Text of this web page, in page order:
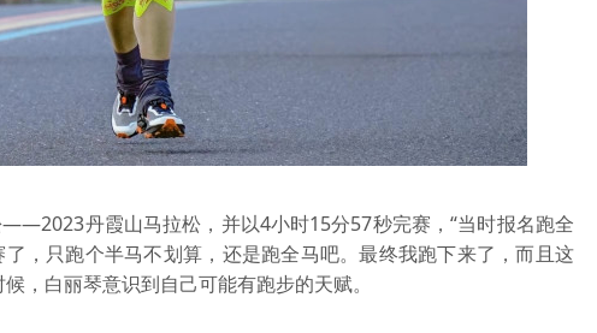
丹霞山马拉松，并以4小时15分57秒完赛，“当时报名跑全
，只跑个半马不划算，还是跑全马吧。最终我跑下来了，而且这
，白丽琴意识到自己可能有跑步的天赋。